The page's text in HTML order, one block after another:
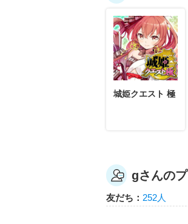
g
ゆうじ
エレメ
g
城姫クエスト 極
gさんの
友だち： 252人